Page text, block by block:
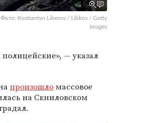
Фото: Kostiantyn Liberov / Libkos / Getty
Images
— указал
произошло массовое
на Скниловском